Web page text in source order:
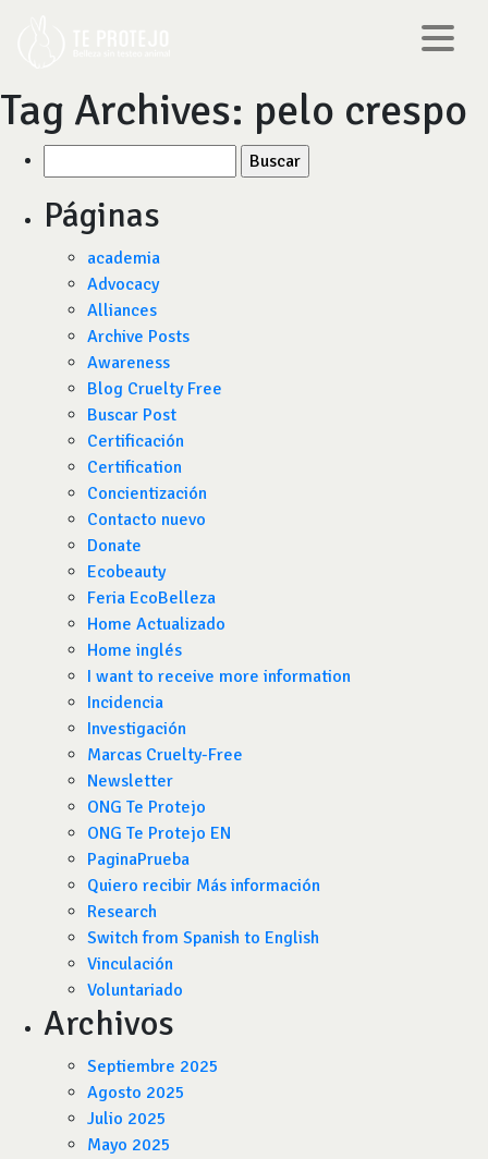
Tag Archives: pelo crespo
por:
Páginas
academia
Advocacy
Alliances
Archive Posts
Awareness
Blog Cruelty Free
Buscar Post
Certificación
Certification
Concientización
Contacto nuevo
Donate
Ecobeauty
Feria EcoBelleza
Home Actualizado
Home inglés
I want to receive more information
Incidencia
Investigación
Marcas Cruelty-Free
Newsletter
ONG Te Protejo
ONG Te Protejo EN
PaginaPrueba
Quiero recibir Más información
Research
Switch from Spanish to English
Vinculación
Voluntariado
Archivos
Septiembre 2025
Agosto 2025
Julio 2025
Mayo 2025